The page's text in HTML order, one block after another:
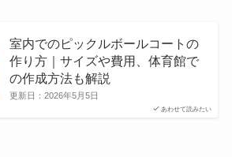
あわせて読みたい
室内でのピックルボールコートの
作り方｜サイズや費用、体育館で
の作成方法も解説
更新日： 2026年5月5日